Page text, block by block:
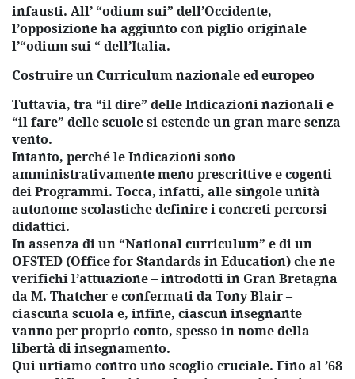
infausti. All’ “odium sui” dell’Occidente,
l’opposizione ha aggiunto con piglio originale
l’“odium sui “ dell’Italia.
Costruire un Curriculum nazionale ed europeo
Tuttavia, tra “il dire” delle Indicazioni nazionali e
“il fare” delle scuole si estende un gran mare senza
vento.
Intanto, perché le Indicazioni sono
amministrativamente meno prescrittive e cogenti
dei Programmi. Tocca, infatti, alle singole unità
autonome scolastiche definire i concreti percorsi
didattici.
In assenza di un “National curriculum” e di un
OFSTED (Office for Standards in Education) che ne
verifichi l’attuazione – introdotti in Gran Bretagna
da M. Thatcher e confermati da Tony Blair –
ciascuna scuola e, infine, ciascun insegnante
vanno per proprio conto, spesso in nome della
libertà di insegnamento.
Qui urtiamo contro uno scoglio cruciale. Fino al ’68